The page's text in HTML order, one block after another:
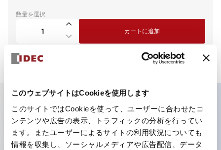
このウェブサイトはCookieを使用します
このサイトではCookieを使って、ユーザーに合わせたコ
ンテンツや広告の表示、トラフィックの分析を行ってい
ます。またユーザーによるサイトの利用状況についても
情報を収集し、ソーシャルメディアや広告配信、データ
数量を選択
カートに追加
主な特長
工作機械や産業機械を上下左右に頻繁に方向転換させると